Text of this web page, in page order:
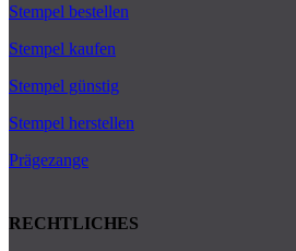
Stempel bestellen
Stempel kaufen
Stempel günstig
Stempel herstellen
Prägezange
RECHTLICHES